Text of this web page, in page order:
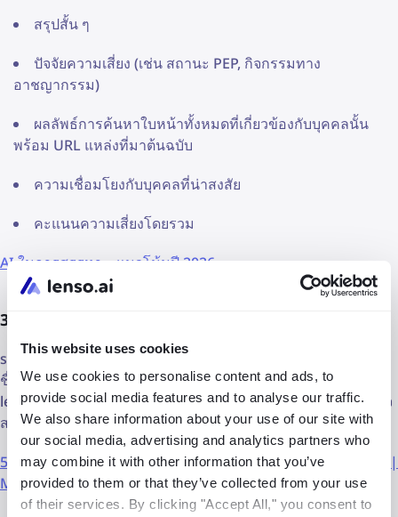
This website uses cookies
We use cookies to personalise content and ads, to
provide social media features and to analyse our traffic.
We also share information about your use of our site with
our social media, advertising and analytics partners who
may combine it with other information that you’ve
provided to them or that they’ve collected from your use
of their services. By clicking "Accept All," you consent to
สรุปสั้น ๆ
ปัจจัยความเสี่ยง (เช่น สถานะ PEP, กิจกรรมทาง
อาชญากรรม)
ผลลัพธ์การค้นหาใบหน้าทั้งหมดที่เกี่ยวข้องกับบุคคลนั้น
พร้อม URL แหล่งที่มาต้นฉบับ
ความเชื่อมโยงกับบุคคลที่น่าสงสัย
คะแนนความเสี่ยงโดยรวม
AI ในการสรรหา – แนวโน้มปี 2026
3. spokeo สำหรับการค้นหาชื่อ/อีเมล
spokeo เป็นเครื่องมืออีกตัวที่มุ่งเน้นเฉพาะ
ชื่อ อีเมล เบอร์โทร และที่อยู่ คุณสามารถเริ่มการค้นหาจาก
lenso.ai และทุกครั้งที่คุณพบชื่อจากแหล่งภาพ คุณสามารถตรวจ
สอบข้ามและยืนยันกับ Spokeo
5 เครื่องมือค้นหาคนที่ดีที่สุดในปี 2026 | โดย AI-image-search |
Medium